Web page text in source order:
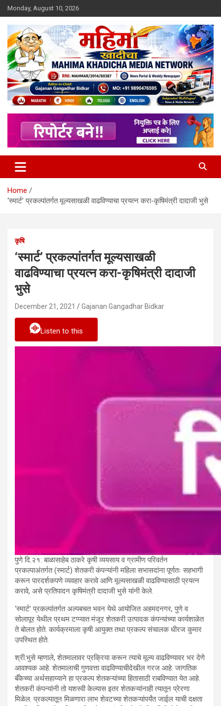
Skip
to
content
Monday, August 10, 2026
Mahimakhadicha
Home
‘स्मार्ट’ प्रकल्पांतर्गत मूल्यसाखळी वाढविण्याचा प्रयत्न करा-कृषिमंत्री दादाजी भुसे
कृषि
‘स्मार्ट’ प्रकल्पांतर्गत मूल्यसाखळी
वाढविण्याचा प्रयत्न करा-कृषिमंत्री दादाजी
भुसे
December 21, 2021 Gajanan Gangadhar Bidkar
Listen to this
पुणे दि.२१: बाळासाहेब ठाकरे कृषी व्ययसाय व ग्रामीण परिवर्तन
प्रकल्पाअंतर्गत (स्मार्ट) शेतकरी कंपन्यांनी महिला सभासदांना पूर्णतः सहभागी
करून पारदर्शकपणे व्यवहार करावे आणि मूल्यसाखळी वाढविण्यासाठी प्रयत्न
करावे, असे प्रतिपादन कृषिमंत्री दादाजी भुसे यांनी केले.
‘स्मार्ट’ प्रकल्पांतर्गत अल्पबचत भवन येथे आयोजित अहमदनगर, पुणे व
सोलापूर येथील प्रथम टप्प्यात मंजूर शेतकरी उत्पादक कंपन्यांच्या कार्यशाळेत
ते बोलत होते. कार्यक्रमाला कृषी आयुक्त तथा प्रकल्प संचालक धीरज कुमार
उपस्थित होते.
श्री.भुसे म्हणाले, शेतमालावर प्रक्रिया करून त्याचे मूल्य वाढविण्यावर भर देणे
आवश्यक आहे. शेतमालाची गुणवत्ता वाढविण्याचीदेखील गरज आहे. जागतिक
बँकेच्या अर्थसहाय्याने हा प्रकल्प शेतकऱ्यांच्या हितासाठी राबविण्यात येत आहे.
शेतकरी कंपन्यांनी तो यशस्वी केल्यास इतर शेतकऱ्यांनाही त्यातून प्रेरणा
मिळेल. प्रकल्पातून मिळणारा लाभ शेवटच्या शेतकऱ्यांपर्यंत जाईल याची दक्षता